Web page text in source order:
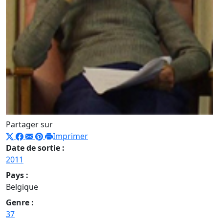
Partager sur
Imprimer
Date de sortie :
2011
Pays :
Belgique
Genre :
37